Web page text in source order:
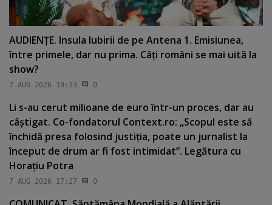
AUDIENŢE. Insula Iubirii de pe Antena 1. Emisiunea,
între primele, dar nu prima. Câţi români se mai uită la
show?
7 AUG 2026 19:13 0
Li s-au cerut milioane de euro într-un proces, dar au
câştigat. Co-fondatorul Context.ro: „Scopul este să
închidă presa folosind justiţia, poate un jurnalist la
început de drum ar fi fost intimidat”. Legătura cu
Horaţiu Potra
7 AUG 2026 17:27 0